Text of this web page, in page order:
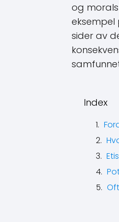
og
eksempel
sider av
Index